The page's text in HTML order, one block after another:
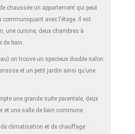
chaussée un appartement qui peut
communiquant avec l’étage. Il est
une cuisine, deux chambres à
de bain.
on trouve un spacieux double salon
et un petit jardin ainsi qu’une
une grande suite parentale, deux
et une salle de bain commune.
de climatisation et de chauffage